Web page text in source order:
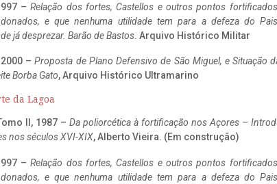
–Relação dos fortes, Castellos e outros pontos
e que nenhuma utilidade tem para a defeza do
já desprezar. Barão de Bastos. Arquivo Histórico Militar
2000 –Proposta de Plano Defensivo de São Miguel, e Situação
Borba Gato, Arquivo Histórico Ultramarino
da Lagoa
II, 1987 – Da poliorcética à fortificação nos Açores –
nos séculos XVI-XIX, Alberto Vieira. (Em construção)
–Relação dos fortes, Castellos e outros pontos
e que nenhuma utilidade tem para a defeza do